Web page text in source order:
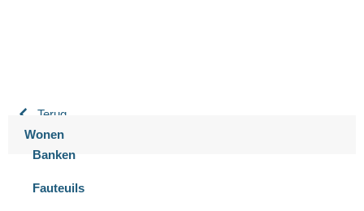
Terug
Wonen
Banken
Fauteuils